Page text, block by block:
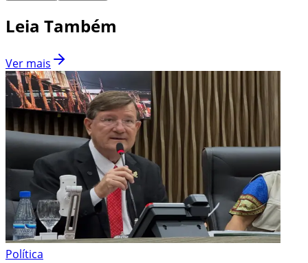
Leia Também
Ver mais
Política